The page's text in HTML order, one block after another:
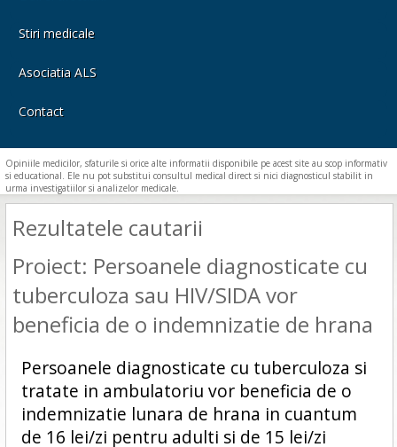
Stiri medicale
Asociatia ALS
Contact
Opiniile medicilor, sfaturile si orice alte informatii disponibile pe acest site au scop informativ
si educational. Ele nu pot substitui consultul medical direct si nici diagnosticul stabilit in
urma investigatiilor si analizelor medicale.
Rezultatele cautarii
Proiect: Persoanele diagnosticate cu
tuberculoza sau HIV/SIDA vor
beneficia de o indemnizatie de hrana
Persoanele diagnosticate cu tuberculoza si
tratate in ambulatoriu vor beneficia de o
indemnizatie lunara de hrana in cuantum
de 16 lei/zi pentru adulti si de 15 lei/zi